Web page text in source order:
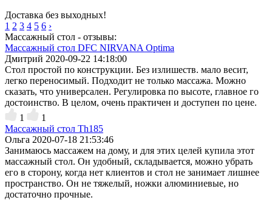
Доставка без выходных!
1 2 3 4 5 6 ›
Массажный стол - отзывы:
Массажный стол DFC NIRVANA Optima
Дмитрий 2020-09-22 14:18:00
Стол простой по конструкции. Без излишеств. мало весит,
легко переносимый. Подходит не только массажа. Можно
сказать, что универсален. Регулировка по высоте, главное го
достоинство. В целом, очень практичен и доступен по цене.
1
1
Массажный стол Th185
Ольга 2020-07-18 21:53:46
Занимаюсь массажем на дому, и для этих целей купила этот
массажный стол. Он удобный, складывается, можно убрать
его в сторону, когда нет клиентов и стол не занимает лишнее
пространство. Он не тяжелый, ножки алюминиевые, но
достаточно прочные.